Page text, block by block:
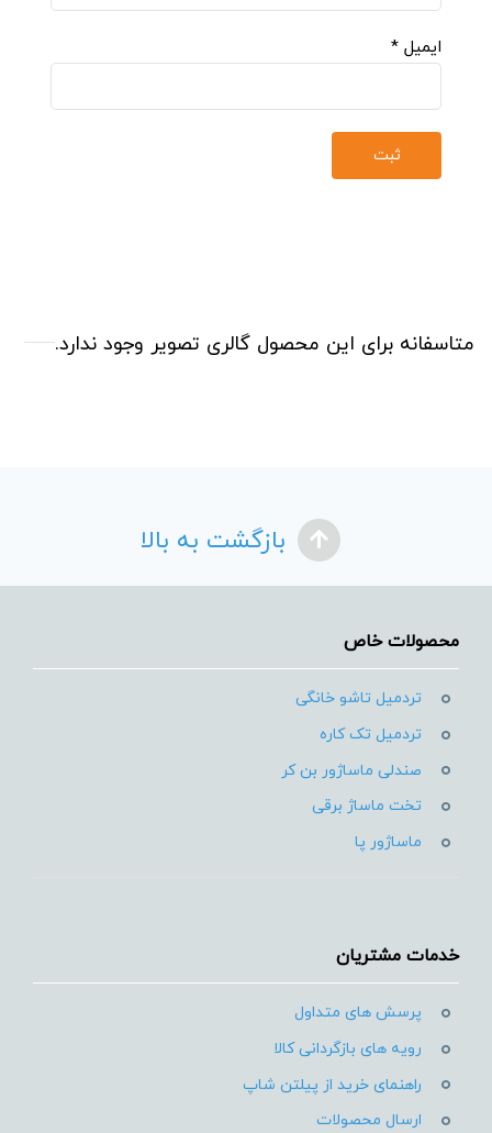
ایمیل *
متاسفانه برای این محصول گالری تصویر وجود ندارد.
بازگشت به بالا
محصولات خاص
تردمیل تاشو خانگی
تردمیل تک کاره
صندلی ماساژور بن کر
تخت ماساژ برقی
ماساژور پا
خدمات مشتریان
پرسش های متداول
رویه های بازگردانی کالا
راهنمای خرید از پیلتن شاپ
ارسال محصولات